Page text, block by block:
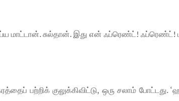
மாட்டான். சுல்தான். இது என் ஃப்ரெண்ட்!
பற்றிக் குலுக்கிவிட்டு, ஒரு சலாம் போட்டது.